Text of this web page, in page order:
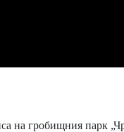
на гробищния парк